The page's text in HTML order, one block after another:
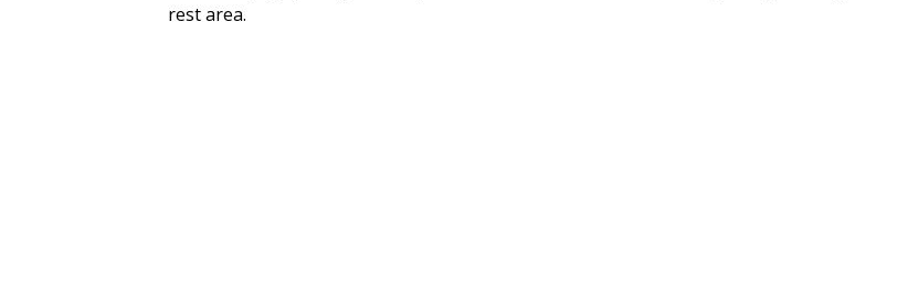
rest area.